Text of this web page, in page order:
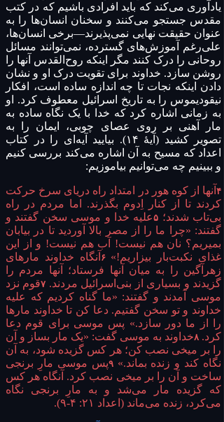
یادآوری می‌کند که باید افرادی باشیم که در کتب
مقدس جستجو می‌کنند و سخنان انسان‌ها را به
عنوان حقیقت نهایی نمی‌پذیرند—برخی انسان‌ها،
علی‌رغم آموزش‌های گسترده، نمی‌توانند مسائل
روحانی را درک کنند مگر اینکه روح‌القدس آنها را
روشن سازد. خداوند برای تقویت درک او و نشان
دادن اینکه نجات تا چه اندازه ساده است، افکار
نیقودیموس را به تاریخ اسرائیل معطوف کرد. او
به زمانی اشاره کرد که خدا با یک نگاه ساده به
مار آهنی بر روی عصای چوبی، ایمان را به
تصویر کشید (آیهٔ ۱۴). بیایید آیه‌ای را در کتاب
اعداد که مسیح به آن اشاره می‌کند بررسی کنیم
و ببینیم چه می‌توانیم بیاموزیم:
۴ آنها از کوه هور در امتداد راه دریای سرخ حرکت
کردند تا از کنار اِدوم بگذرند. اما مردم در راه
بی‌تاب شدند؛ ۵علیه خدا و موسی سخن گفتند و
گفتند: «چرا ما را از مصر بالا آوردید تا در بیابان
بمیریم؟ نان هم نیست! آب هم نیست! و از این
غذای نکبت‌بار بیزاریم!»۶ آنگاه خداوند مارهای
زهرآگین را به میان آنها فرستاد؛ آنها مردم را
گزیدند و بسیاری از بنی‌اسرائیل مردند.۷قوم نزد
موسی آمدند و گفتند: «ما گناه کردیم که علیه
خداوند و تو سخن گفتیم. دعا کن تا خداوند مارها
را از ما دور سازد.» پس موسی برای قوم دعا
کرد. ۸خداوند به موسی گفت: «یک مار بساز و آن
را بر میخی نصب کن؛ هر کس گزیده شود، به آن
نگاه کند و زنده بماند.»۹پس موسی مارِ برنجی
ساخت و آن را بر میخی نصب کرد. آنگاه هر کس
که گزیده مار می‌شد و به مارِ برنجی نگاه
می‌کرد، زنده می‌ماند (اعداد ۲۱: ۴-۹).